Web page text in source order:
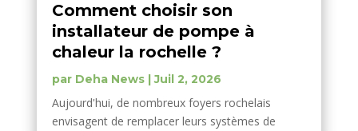
Comment choisir son
installateur de pompe à
chaleur la rochelle ?
par Deha News|Juil 2, 2026
Aujourd'hui, de nombreux foyers rochelais
envisagent de remplacer leurs systèmes de